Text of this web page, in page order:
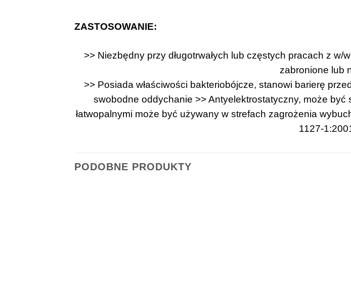
ZASTOSOWANIE:
>> Niezbędny przy długotrwałych lub częstych pracach z
zabronione lub
>> Posiada właściwości bakteriobójcze, stanowi barierę
swobodne oddychanie >> Antyelektrostatyczny, może
łatwopalnymi może być używany w strefach zagrożenia
1127-
PODOBNE PRODUKTY